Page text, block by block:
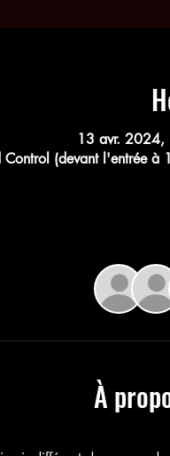
13 avr.
Control (devant l'entrée
À